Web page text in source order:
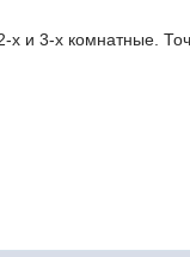
и 3-х комнатные.